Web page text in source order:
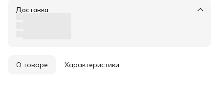
Доставка
О товаре Характеристики